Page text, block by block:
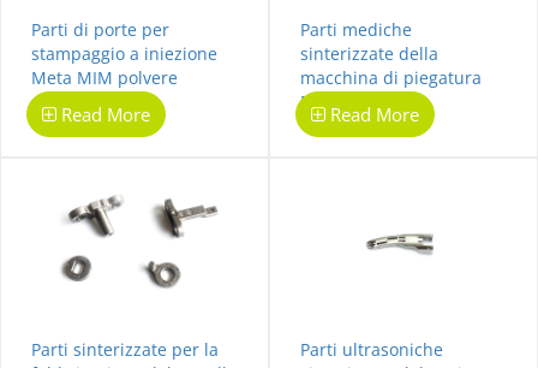
Parti di porte per
stampaggio a iniezione
Meta MIM polvere
metallurgia
Read More
Parti mediche
sinterizzate della
macchina di piegatura
MIM
Read More
Parti sinterizzate per la
Parti ultrasoniche